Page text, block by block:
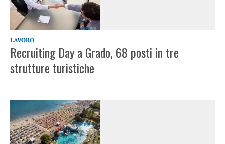
LAVORO
Recruiting Day a Grado, 68 posti in tre
strutture turistiche